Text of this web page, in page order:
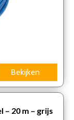
Bekijken
– 20 m – grijs